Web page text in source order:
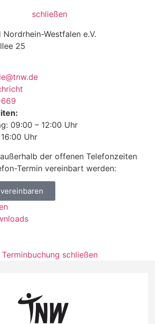
schließen
Westfalen e.V.
25
09:00 – 12:00 Uhr
Uhr
der offenen Telefonzeiten
Termin vereinbart werden:
Terminbuchung schließen